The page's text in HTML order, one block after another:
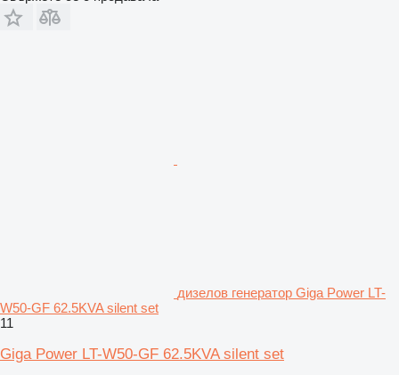
дизелов генератор Giga Power LT-
W50-GF 62.5KVA silent set
11
Giga Power LT-W50-GF 62.5KVA silent set